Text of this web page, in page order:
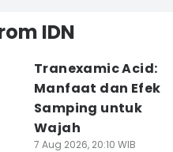
IDN
Tranexamic Acid:
Manfaat dan Efek
Samping untuk
Wajah
7 Aug 2026, 20:10 WIB